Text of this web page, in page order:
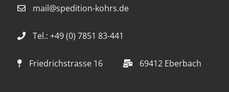
mail@spedition-kohrs.de
Tel.: +49 (0) 7851 83-441
Friedrichstrasse 16 69412 Eberbach